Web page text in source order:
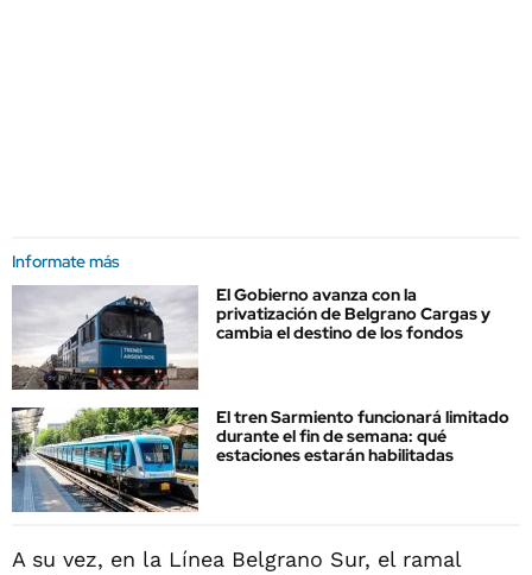
Informate más
El Gobierno avanza con la
privatización de Belgrano Cargas y
cambia el destino de los fondos
El tren Sarmiento funcionará limitado
durante el fin de semana: qué
estaciones estarán habilitadas
A su vez, en la Línea Belgrano Sur, el ramal